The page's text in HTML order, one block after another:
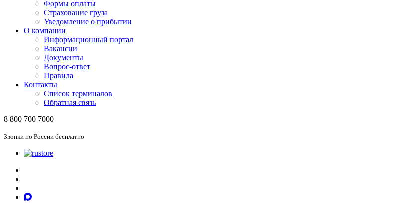
Формы оплаты
Страхование груза
Уведомление о прибытии
О компании
Информационный портал
Вакансии
Документы
Вопрос-ответ
Правила
Контакты
Список терминалов
Обратная связь
8 800 700 7000
Звонки по России бесплатно